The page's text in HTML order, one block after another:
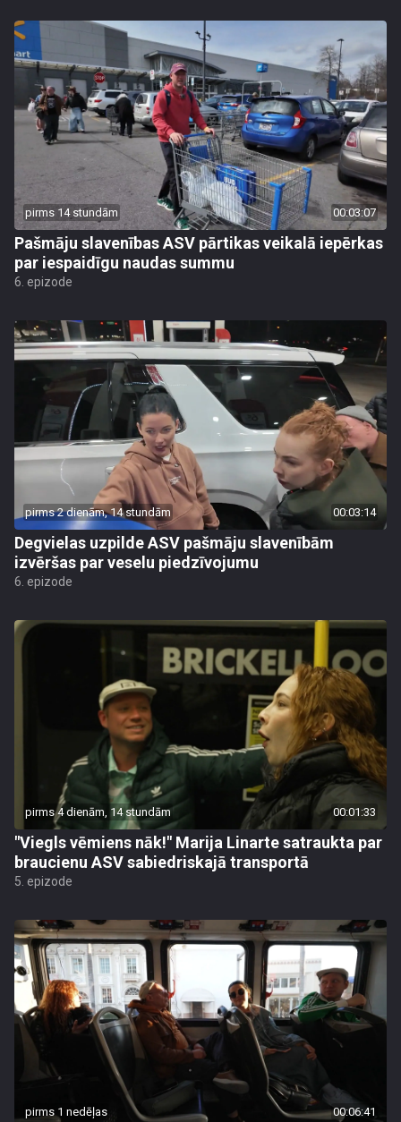
pirms 14 stundām 00:03:07
Pašmāju slavenības ASV pārtikas veikalā iepērkas
par iespaidīgu naudas summu
6. epizode
pirms 2 dienām, 14 stundām 00:03:14
Degvielas uzpilde ASV pašmāju slavenībām
izvēršas par veselu piedzīvojumu
6. epizode
pirms 4 dienām, 14 stundām 00:01:33
"Viegls vēmiens nāk!" Marija Linarte satraukta par
braucienu ASV sabiedriskajā transportā
5. epizode
pirms 1 nedēļas 00:06:41